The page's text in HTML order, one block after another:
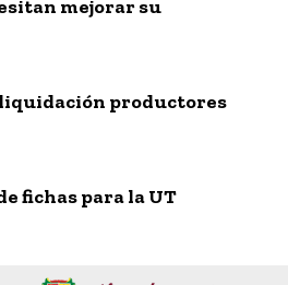
mejorar su
productores
fichas para la UT